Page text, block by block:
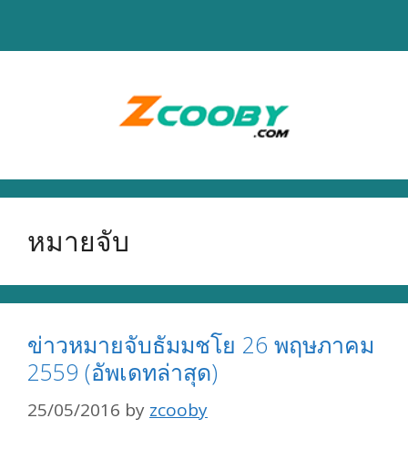
หมายจับ
ข่าวหมายจับธัมมชโย 26 พฤษภาคม
2559 (อัพเดทล่าสุด)
25/05/2016 by zcooby